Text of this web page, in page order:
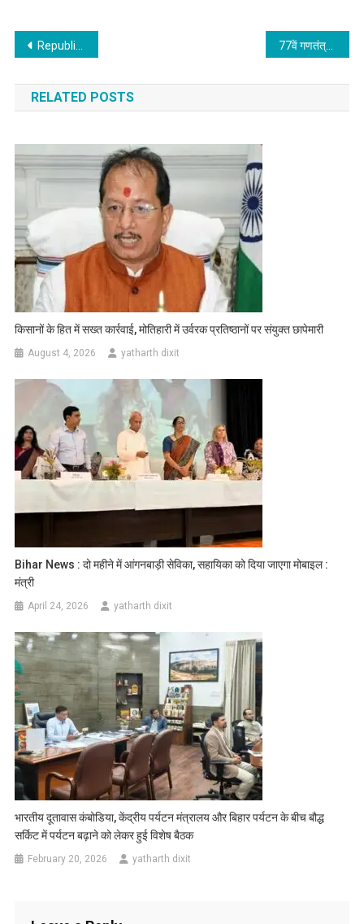
Post
navigation
Republic Day 2026 : पटना हाईकोर्ट में चीफ जस्टिस ने फहराया तिरंगा
RELATED POSTS
किसानों के हित में सख्त कार्रवाई, मोतिहारी में उर्वरक प्रतिष्ठानों पर संयुक्त छापेमारी
August 4, 2026 yatharth dixit
Bihar News : दो महीने में आंगनबाड़ी सेविका, सहायिका को दिया जाएगा मोबाइल :
मंत्री
April 24, 2026 yatharth dixit
भारतीय दूतावास कंबोडिया, केंद्रीय पर्यटन मंत्रालय और बिहार पर्यटन के बीच बौद्ध
सर्किट में पर्यटन बढ़ाने को लेकर हुई विशेष बैठक
February 20, 2026 yatharth dixit